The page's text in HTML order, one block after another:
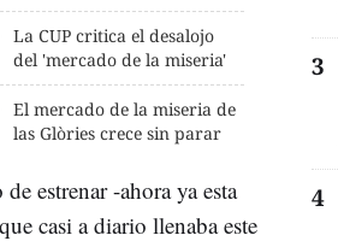
La CUP critica el desalojo
del 'mercado de la miseria'
El mercado de la miseria de
las Glòries crece sin parar
estrenar -ahora ya esta
casi a diario llenaba este